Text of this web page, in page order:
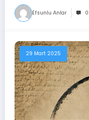
Efsunlu Anlar
29 Mart 2025